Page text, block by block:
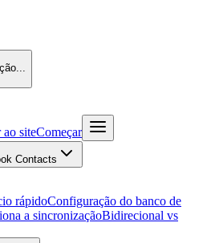
ao siteComeçar
Contacts
rápidoConfiguração do banco de
a sincronizaçãoBidirecional vs